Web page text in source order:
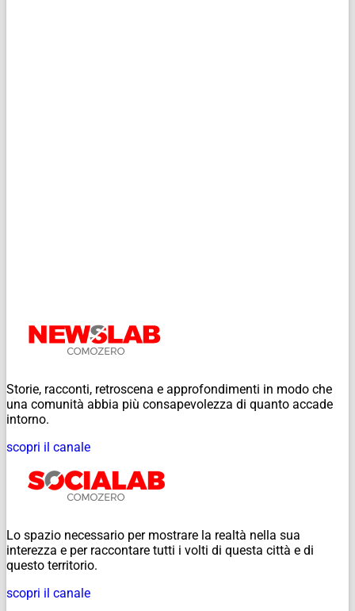
Storie, racconti, retroscena e approfondimenti in modo che
una comunità abbia più consapevolezza di quanto accade
intorno.
scopri il canale
Lo spazio necessario per mostrare la realtà nella sua
interezza e per raccontare tutti i volti di questa città e di
questo territorio.
scopri il canale